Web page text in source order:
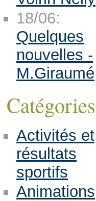
18/06:
Quelques
nouvelles -
M.Giraumé
Catégories
Activités et
résultats
sportifs
Animations